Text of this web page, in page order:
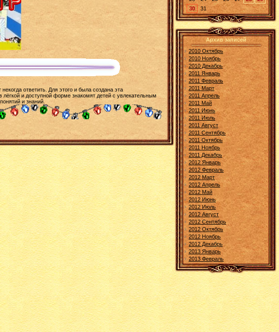
ответить. Для этого и была создана эта
и доступной форме знакомят детей с увлекательным
и знаний.
30
31
Архив записей
2010 Октябрь
2010 Ноябрь
2010 Декабрь
2011 Январь
2011 Февраль
2011 Март
2011 Апрель
2011 Май
2011 Июнь
2011 Июль
2011 Август
2011 Сентябрь
2011 Октябрь
2011 Ноябрь
2011 Декабрь
2012 Январь
2012 Февраль
2012 Март
2012 Апрель
2012 Май
2012 Июнь
2012 Июль
2012 Август
2012 Сентябрь
2012 Октябрь
2012 Ноябрь
2012 Декабрь
2013 Январь
2013 Февраль